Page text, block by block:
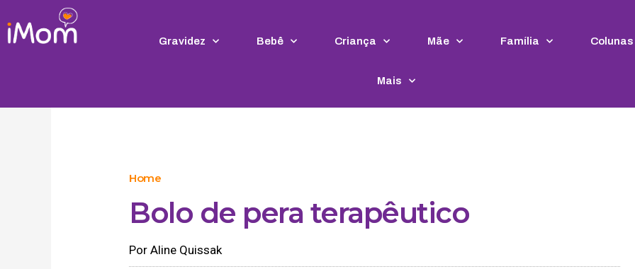
para
Gravidez Bebê Criança Mãe Família Colunas
Mais
Home
Bolo de pera terapêutico
Por Aline Quissak